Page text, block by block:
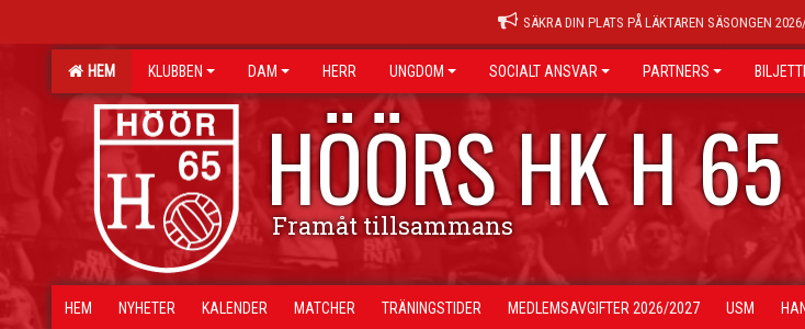
SÄKRA DIN PLATS PÅ LÄKTAREN SÄSONGEN
HEM KLUBBEN DAM HERR UNGDOM SOCIALT ANSVAR PARTNERS
HÖÖRS HK H 65
Framåt tillsammans
HEM NYHETER KALENDER MATCHER TRÄNINGSTIDER MEDLEMSAVGIFTER 2026/2027 USM